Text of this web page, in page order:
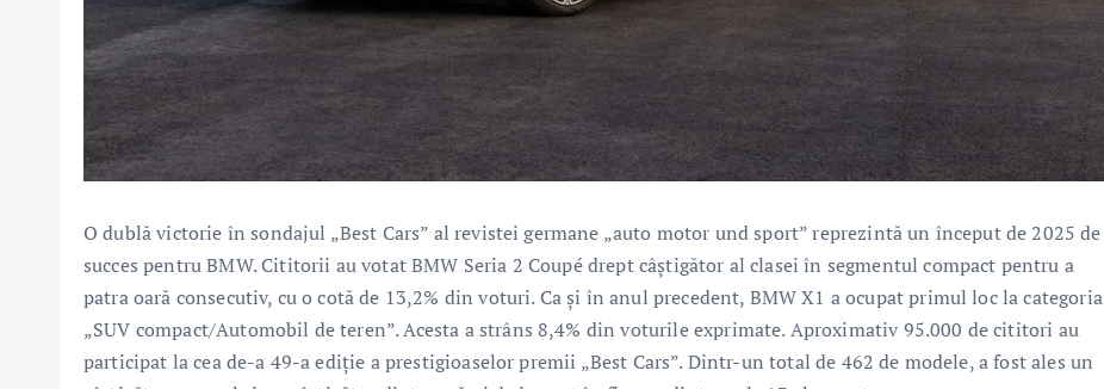
O dublă victorie în sondajul „Best Cars” al revistei germane „auto motor und sport” reprezintă un început de 2025 de
succes pentru BMW. Cititorii au votat BMW Seria 2 Coupé drept câştigător al clasei în segmentul compact pentru a
patra oară consecutiv, cu o cotă de 13,2% din voturi. Ca şi în anul precedent, BMW X1 a ocupat primul loc la categoria
„SUV compact/Automobil de teren”. Acesta a strâns 8,4% din voturile exprimate. Aproximativ 95.000 de cititori au
participat la cea de-a 49-a ediţie a prestigioaselor premii „Best Cars”. Dintr-un total de 462 de modele, a fost ales un